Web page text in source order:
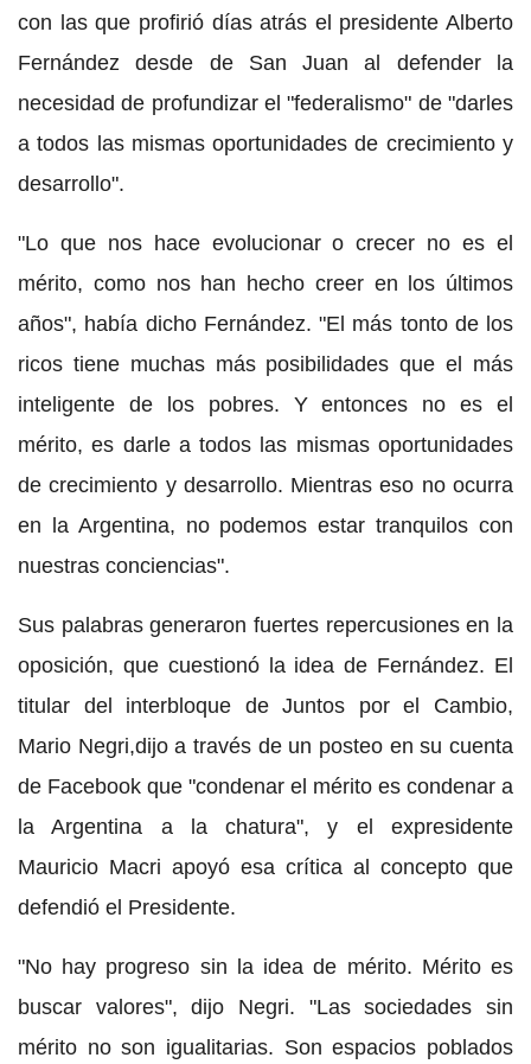
con las que profirió días atrás el presidente Alberto
Fernández desde de San Juan al defender la
necesidad de profundizar el "federalismo" de "darles
a todos las mismas oportunidades de crecimiento y
desarrollo".
"Lo que nos hace evolucionar o crecer no es el
mérito, como nos han hecho creer en los últimos
años", había dicho Fernández. "El más tonto de los
ricos tiene muchas más posibilidades que el más
inteligente de los pobres. Y entonces no es el
mérito, es darle a todos las mismas oportunidades
de crecimiento y desarrollo. Mientras eso no ocurra
en la Argentina, no podemos estar tranquilos con
nuestras conciencias".
Sus palabras generaron fuertes repercusiones en la
oposición, que cuestionó la idea de Fernández. El
titular del interbloque de Juntos por el Cambio,
Mario Negri,dijo a través de un posteo en su cuenta
de Facebook que "condenar el mérito es condenar a
la Argentina a la chatura", y el expresidente
Mauricio Macri apoyó esa crítica al concepto que
defendió el Presidente.
"No hay progreso sin la idea de mérito. Mérito es
buscar valores", dijo Negri. "Las sociedades sin
mérito no son igualitarias. Son espacios poblados